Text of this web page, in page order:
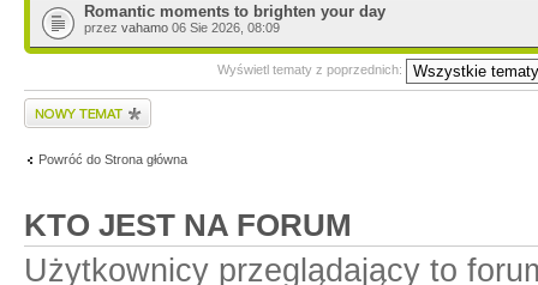
Romantic moments to brighten your day
przez vahamo 06 Sie 2026, 08:09
Wyświetl tematy z poprzednich:
Wyślij nowy temat
Powróć do Strona główna
KTO JEST NA FORUM
Użytkownicy przeglądający to